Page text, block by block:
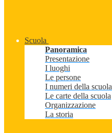
Scuola
Panoramica
Presentazione
I luoghi
Le persone
I numeri della scuola
Le carte della scuola
Organizzazione
La storia